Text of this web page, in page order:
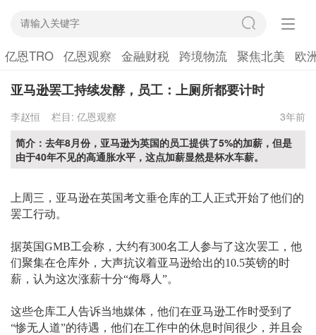
亿恩TRO 亿恩观察 金融财税 跨境物流 聚焦北美 欧
亚马逊罢工持续发酵，员工：上厕所都要计时
李赵恒 栏目: 亿恩观察
3年前
简介：去年8月份，亚马逊为英国的员工提供了5%的加薪，但是
由于40年不见的高通胀水平，这点加薪显然是杯水车薪。
上周三，亚马逊在英国考文垂仓库的工人正式开始了他们的
罢工行动。
据英国GMB工会称，大约有300名工人参与了这次罢工，他
们聚集在仓库外，大声抗议着亚马逊给出的10.5英镑的时
薪，认为这次涨薪十分“侮辱人”。
这些仓库工人告诉当地媒体，他们在亚马逊工作时受到了
“惨无人道”的待遇，他们在工作中的休息时间很少，并且会